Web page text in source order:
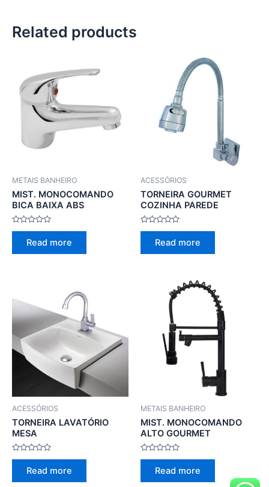
Related products
METAIS BANHEIRO
MIST. MONOCOMANDO
BICA BAIXA ABS
Rated
Read more
ACESSÓRIOS
TORNEIRA GOURMET
COZINHA PAREDE
Rated
Read more
ACESSÓRIOS
TORNEIRA LAVATÓRIO
MESA
Rated
Read more
METAIS BANHEIRO
MIST. MONOCOMANDO
ALTO GOURMET
Rated
Read more